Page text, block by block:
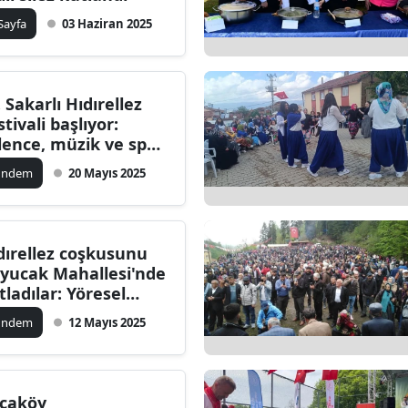
03 Haziran 2025
Sakarlı Hıdırellez
başlıyor:
müzik ve spor
4 gün 20 Mayıs 2025
coşkusunu
Mahallesi'nde
Yöresel
ve yağmur
12 Mayıs 2025